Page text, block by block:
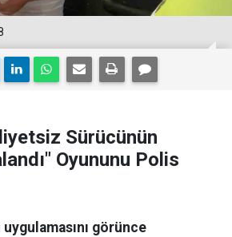
Sürücünün
Oyununu Polis
görünce